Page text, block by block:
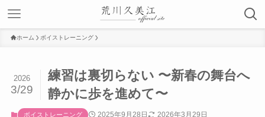
ホーム ボイストレーニング
練習は裏切らない 〜新春の舞台へ
静かに歩を進めて〜
2026
3/29
ボイストレーニング 2025年9月28日 2026年3月29日